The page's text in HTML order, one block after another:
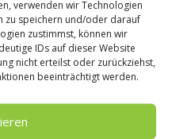
verwenden wir Technologien
zu speichern und/oder darauf
zustimmst, können wir
IDs auf dieser Website
nicht erteilst oder zurückziehst,
beeinträchtigt werden.
Süße